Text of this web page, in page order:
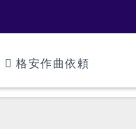
格安作曲依頼